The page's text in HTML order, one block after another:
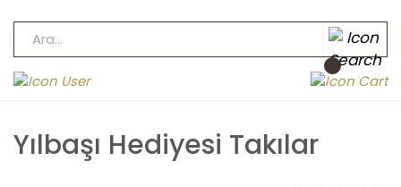
Yılbaşı Hediyesi Takılar